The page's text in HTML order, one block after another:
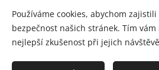
© 2022 YETI RESCUE | Články a
duševním vlastnictvím jejich autorů.
uchovávat je pouze pro svou
Používáme cookies, abychom
bezpečnost našich stránek. Tím
nejlepší zkušenost při jejich